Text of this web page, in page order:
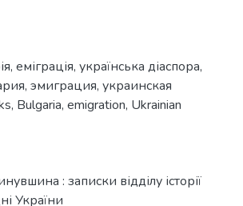
, еміграція, українська діаспора,
, эмиграция, украинская
, Bulgaria, emigration, Ukrainian
: записки відділу історії
України